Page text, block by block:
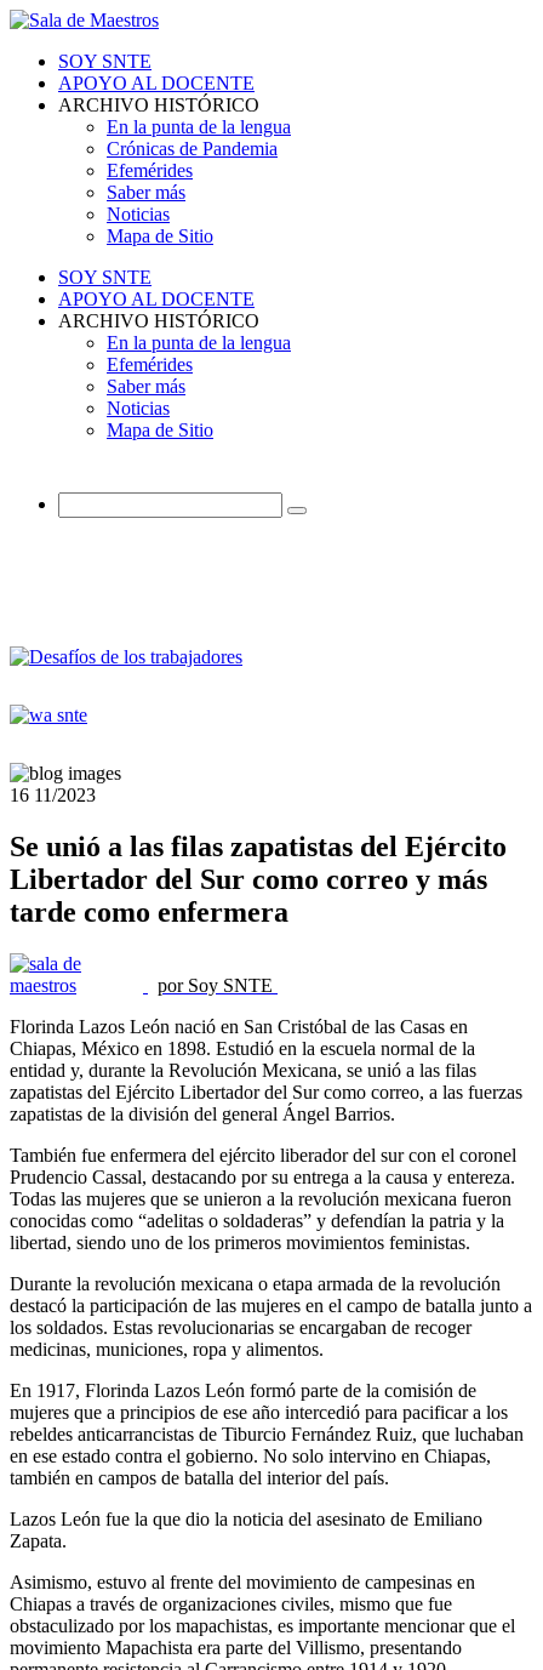
SOY SNTE
APOYO AL DOCENTE
ARCHIVO HISTÓRICO
En la punta de la lengua
Crónicas de Pandemia
Efemérides
Saber más
Noticias
Mapa de Sitio
SOY SNTE
APOYO AL DOCENTE
ARCHIVO HISTÓRICO
En la punta de la lengua
Efemérides
Saber más
Noticias
Mapa de Sitio
16 11/2023
Se unió a las filas zapatistas del Ejército
Libertador del Sur como correo y más
tarde como enfermera
por Soy SNTE
Florinda Lazos León nació en San Cristóbal de las Casas en
Chiapas, México en 1898. Estudió en la escuela normal de la
entidad y, durante la Revolución Mexicana, se unió a las filas
zapatistas del Ejército Libertador del Sur como correo, a las fuerzas
zapatistas de la división del general Ángel Barrios.
También fue enfermera del ejército liberador del sur con el coronel
Prudencio Cassal, destacando por su entrega a la causa y entereza.
Todas las mujeres que se unieron a la revolución mexicana fueron
conocidas como “adelitas o soldaderas” y defendían la patria y la
libertad, siendo uno de los primeros movimientos feministas.
Durante la revolución mexicana o etapa armada de la revolución
destacó la participación de las mujeres en el campo de batalla junto a
los soldados. Estas revolucionarias se encargaban de recoger
medicinas, municiones, ropa y alimentos.
En 1917, Florinda Lazos León formó parte de la comisión de
mujeres que a principios de ese año intercedió para pacificar a los
rebeldes anticarrancistas de Tiburcio Fernández Ruiz, que luchaban
en ese estado contra el gobierno. No solo intervino en Chiapas,
también en campos de batalla del interior del país.​
Lazos León fue la que dio la noticia del asesinato de Emiliano
Zapata.
Asimismo, estuvo al frente del movimiento de campesinas en
Chiapas a través de organizaciones civiles, mismo que fue
obstaculizado por los mapachistas, es importante mencionar que el
movimiento Mapachista era parte del Villismo, presentando